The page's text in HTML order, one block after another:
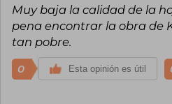
Muy baja la calidad de la
pena encontrar la obra de
tan pobre.
0 Esta opinión es útil